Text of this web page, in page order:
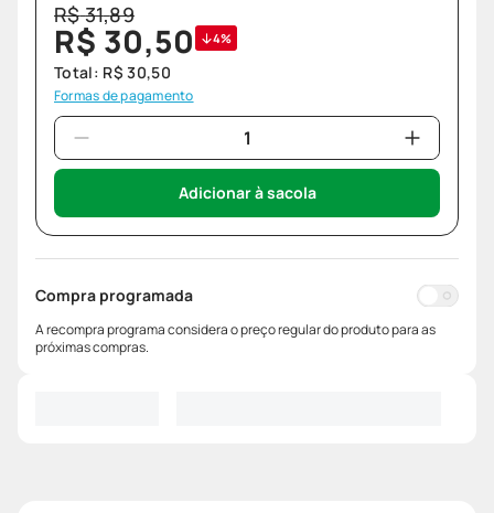
R$31,89
R$ 30,50 4%
Total: R$ 30,50
Formas de pagamento
Adicionar à sacola
Compra programada
A recompra programa considera o preço regular do produto para as
próximas compras.